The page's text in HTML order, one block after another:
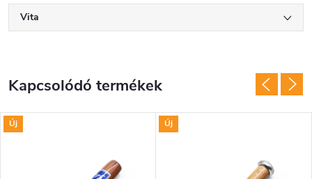
Vita
Kapcsolódó termékek
Új Új